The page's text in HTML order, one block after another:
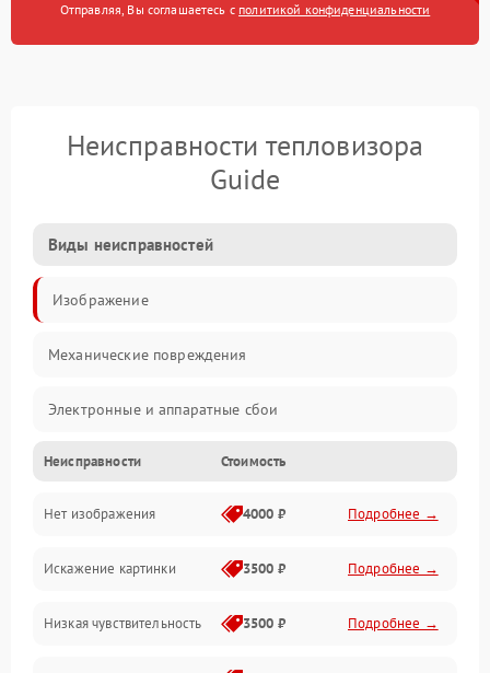
Отправляя, Вы соглашаетесь с политикой конфиденциальности
Неисправности тепловизора
Guide
Виды неисправностей
Изображение
Механические повреждения
Электронные и аппаратные сбои
Неисправности сенсора и оптики
Программные ошибки
Электропитание
Измерения
Неисправности Стоимость
Нет изображения 4000 ₽ Подробнее →
Искажение картинки 3500 ₽ Подробнее →
Низкая чувствительность 3500 ₽ Подробнее →